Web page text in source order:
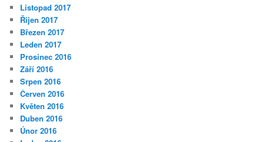
Listopad 2017
Říjen 2017
Březen 2017
Leden 2017
Prosinec 2016
Září 2016
Srpen 2016
Červen 2016
Květen 2016
Duben 2016
Únor 2016